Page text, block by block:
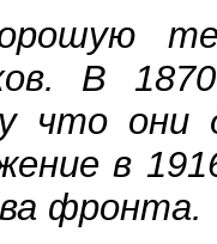
В
что они
в
фронта.